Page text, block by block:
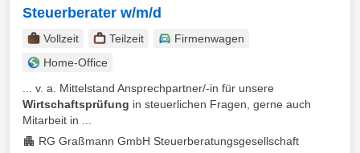
Steuerberater w/m/d
Vollzeit Teilzeit
Firmenwagen
Home-Office
... v. a. Mittelstand Ansprechpartner/-in für unsere
Wirtschaftsprüfung in steuerlichen Fragen, gerne auch
Mitarbeit in ...
RG Graßmann GmbH Steuerberatungsgesellschaft